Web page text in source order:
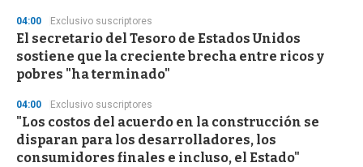
04:00 Exclusivo suscriptores
El secretario del Tesoro de Estados Unidos
sostiene que la creciente brecha entre ricos y
pobres "ha terminado"
04:00 Exclusivo suscriptores
"Los costos del acuerdo en la construcción se
disparan para los desarrolladores, los
consumidores finales e incluso, el Estado"